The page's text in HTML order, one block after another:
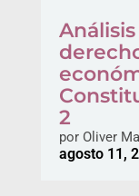
2
porOliver
agosto 11,